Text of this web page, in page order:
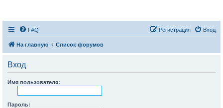
FAQ Вход
Регистрация
На главную Список форумов
Вход
Имя пользователя:
Пароль: